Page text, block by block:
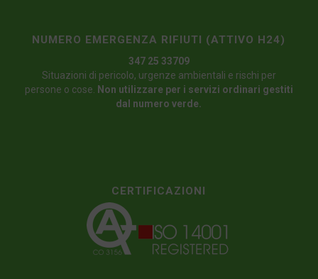
NUMERO EMERGENZA RIFIUTI (ATTIVO H24)
347 25 33709
Situazioni di pericolo, urgenze ambientali e rischi per
persone o cose.
Non utilizzare per i servizi ordinari gestiti
dal numero verde.
CERTIFICAZIONI